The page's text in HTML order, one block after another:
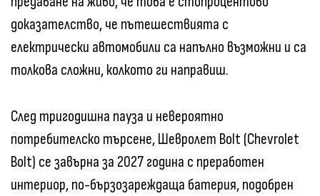
доказателство, че пътешествията с
електрически автомобили са напълно възможни и са
толкова сложни, колкото ги направиш.
След тригодишна пауза и невероятно
потребителско търсене, Шевролет Bolt (Chevrolet
Bolt) се завърна за 2027 година с преработен
интериор, по-бързозареждаща батерия, подобрен